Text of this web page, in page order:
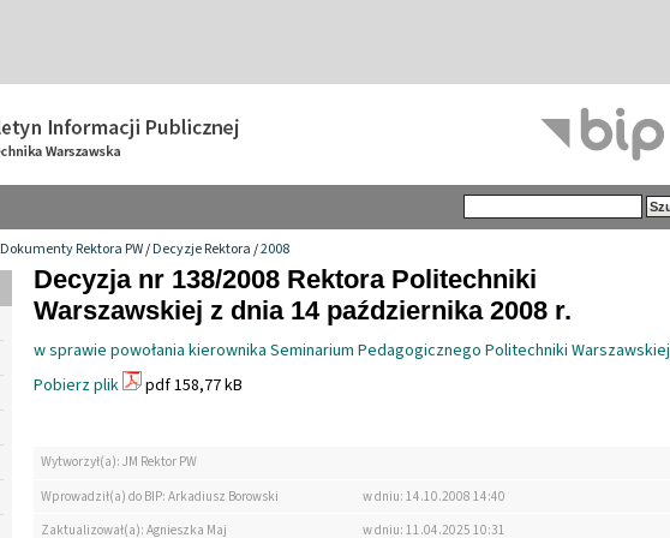
Dokumenty Rektora PW/Decyzje Rektora/2008
Decyzja nr 138/2008 Rektora Politechniki
Warszawskiej z dnia 14 października 2008 r.
w sprawie powołania kierownika Seminarium Pedagogicznego Politechniki Warszawskiej
Pobierz plik
pdf 158,77 kB
Wytworzył(a): JM Rektor PW
Wprowadził(a) do BIP: Arkadiusz Borowski
w dniu: 14.10.2008 14:40
Zaktualizował(a): Agnieszka Maj
w dniu: 11.04.2025 10:31